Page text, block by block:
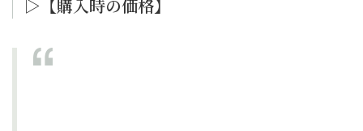
▷【購入時の価格】